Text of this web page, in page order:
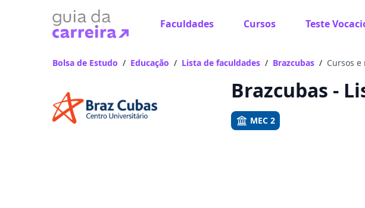
Faculdades Cursos Teste
Vamos te guiar no caminho
Bolsa de Estudo / Educação / Lista de faculdades / Brazcubas / Cursos
Brazcubas -
MEC 2